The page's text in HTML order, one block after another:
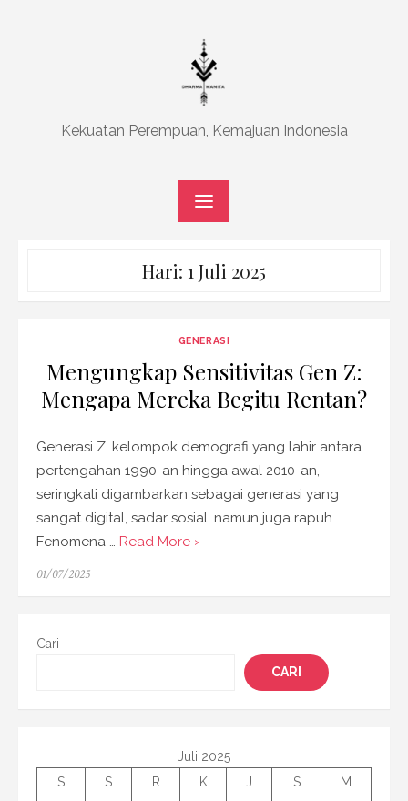
Kekuatan Perempuan, Kemajuan Indonesia
Hari: 1 Juli 2025
GENERASI
Mengungkap Sensitivitas Gen Z:
Mengapa Mereka Begitu Rentan?
Generasi Z, kelompok demografi yang lahir antara
pertengahan 1990-an hingga awal 2010-an,
seringkali digambarkan sebagai generasi yang
sangat digital, sadar sosial, namun juga rapuh.
Fenomena … Read More ›
Posted
01/07/2025
Cari
CARI
Juli 2025
S
S R K J S
M